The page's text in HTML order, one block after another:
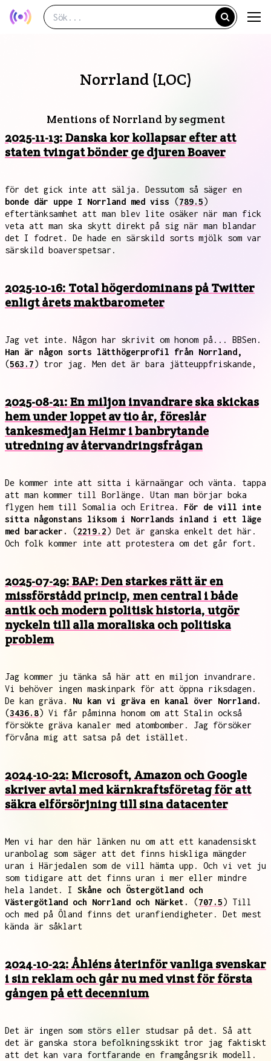
Norrland (LOC)
Mentions of Norrland by segment
2025-11-13: Danska kor kollapsar efter att
staten tvingat bönder ge djuren Boaver
för det gick inte att sälja. Dessutom så säger en
bonde där uppe I Norrland med viss (789.5)
eftertänksamhet att man blev lite osäker när man fick
veta att man ska skytt direkt på sig när man blandar
det I fodret. De hade en särskild sorts mjölk som var
särskild boaverspetsar.
2025-10-16: Total högerdominans på Twitter
enligt årets maktbarometer
Jag vet inte. Någon har skrivit om honom på... BBSen.
Han är någon sorts lätthögerprofil från Norrland,
(563.7) tror jag. Men det är bara jätteuppfriskande,
2025-08-21: En miljon invandrare ska skickas
hem under loppet av tio år, föreslår
tankesmedjan Heimr i banbrytande
utredning av återvandringsfrågan
De kommer inte att sitta i kärnaängar och vänta. tappa
att man kommer till Borlänge. Utan man börjar boka
flygen hem till Somalia och Eritrea. För de vill inte
sitta någonstans liksom i Norrlands inland i ett läge
med baracker.
(2219.2) Det är ganska enkelt det här.
Och folk kommer inte att protestera om det går fort.
2025-07-29: BAP: Den starkes rätt är en
missförstådd princip, men central i både
antik och modern politisk historia, utgör
nyckeln till alla moraliska och politiska
problem
Jag kommer ju tänka så här att en miljon invandrare.
Vi behöver ingen maskinpark för att öppna riksdagen.
De kan gräva. Nu kan vi gräva en kanal över Norrland.
(3436.8) Vi får påminna honom om att Stalin också
försökte gräva kanaler med atombomber. Jag försöker
förvåna mig att satsa på det istället.
2024-10-22: Microsoft, Amazon och Google
skriver avtal med kärnkraftsföretag för att
säkra elförsörjning till sina datacenter
Men vi har den här länken nu om att ett kanadensiskt
uranbolag som säger att det finns hiskliga mängder
uran i Härjedalen som de vill hämta upp. Och vi vet ju
som tidigare att det finns uran i mer eller mindre
hela landet. I Skåne och Östergötland och
Västergötland och Norrland och Närket.
(707.5) Till
och med på Öland finns det uranfiendigheter. Det mest
kända är såklart
2024-10-22: Åhléns återinför vanliga svenskar
i sin reklam och går nu med vinst för första
gången på ett decennium
Det är ingen som störs eller studsar på det. Så att
det är ganska stora befolkningsskikt tror jag faktiskt
att det kan vara fortfarande en framgångsrik modell.